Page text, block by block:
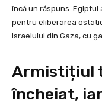
încă un răspuns.
pentru eliberarea
Israelului din Gaza, cu
Armistițiul
încheiat,